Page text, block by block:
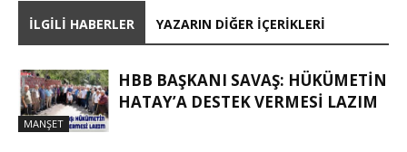
İLGILI HABERLER YAZARIN DIĞER İÇERIKLERI
MANŞET
HBB BAŞKANI SAVAŞ: HÜKÜMETİN
HATAY’A DESTEK VERMESİ LAZIM